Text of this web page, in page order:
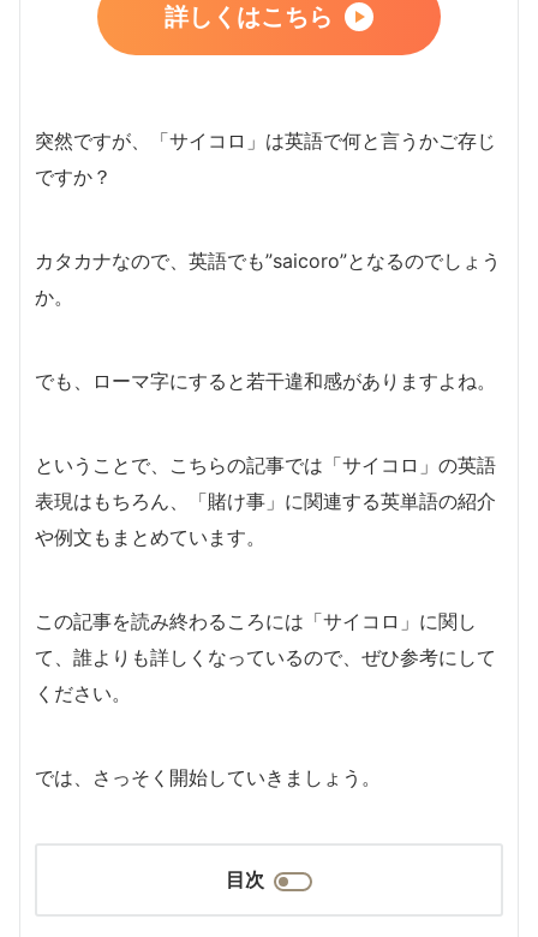
詳しくはこちら
突然ですが、「サイコロ」は英語で何と言うかご存じ
ですか？
カタカナなので、英語でも”saicoro”となるのでしょう
か。
でも、ローマ字にすると若干違和感がありますよね。
ということで、こちらの記事では「サイコロ」の英語
表現はもちろん、「賭け事」に関連する英単語の紹介
や例文もまとめています。
この記事を読み終わるころには「サイコロ」に関し
て、誰よりも詳しくなっているので、ぜひ参考にして
ください。
では、さっそく開始していきましょう。
目次